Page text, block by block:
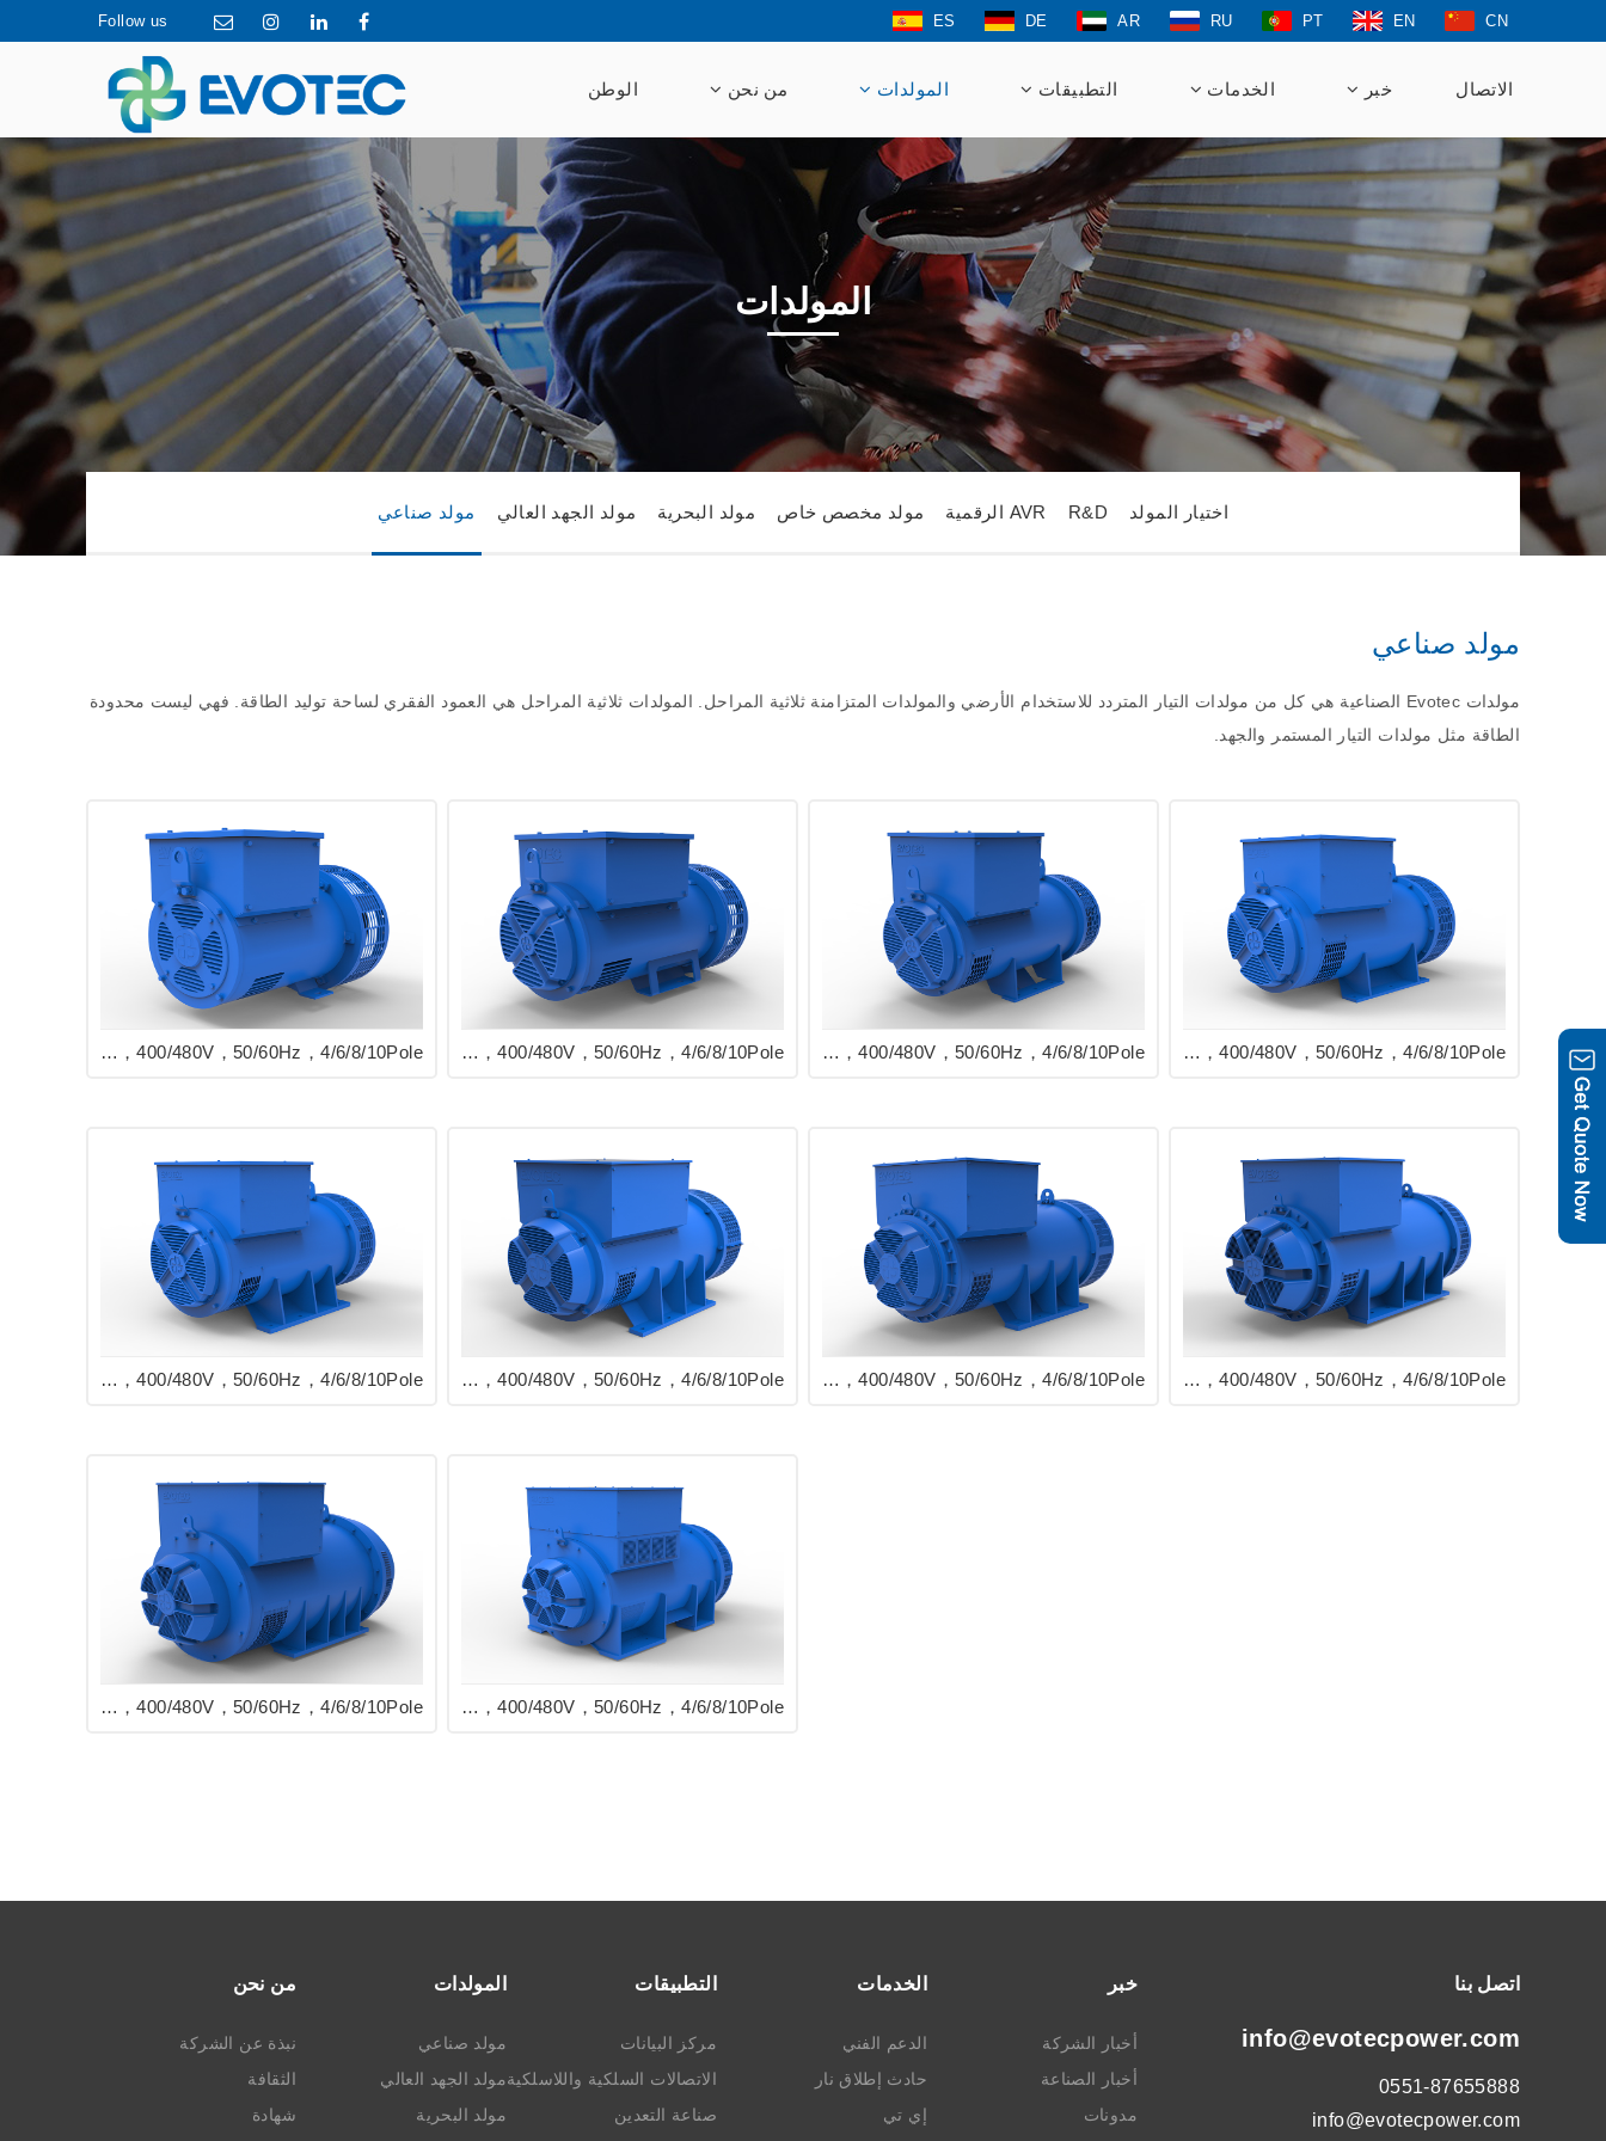
Follow us CN
EN
PT
RU
AR
DE
ES
الوطن من نحن المولدات التطبيقات الخدمات خبر الاتصال
المولدات
مولد صناعي مولد الجهد العالي مولد البحرية مولد مخصص خاص AVR الرقمية R&D اختيار المولد
مولد صناعي
مولدات Evotec الصناعية هي كل من مولدات التيار المتردد للاستخدام الأرضي والمولدات المتزامنة ثلاثية المراحل. المولدات ثلاثية المراحل هي العمود الفقري لساحة توليد الطاقة. فهي ليست محدودة
الطاقة مثل مولدات التيار المستمر والجهد.
EVO168 Series Industrial Alternator 8.5/27kVA，400/480V，50/60Hz，4/6/8/10Pole EVO188 Series Industrial Generator 25/54kVA，400/480V，50/60Hz，4/6/8/10Pole EVO228 Series Industrial Alternator 50/190kVA，400/480V，50/60Hz，4/6/8/10Pole EVO288 Series Industrial Generator 175/420kVA，400/480V，50/60Hz，4/6/8/10Pole
EVO318 Series Industrial Generator 381/600kVA，400/480V，50/60Hz，4/6/8/10Pole EVO368 Series Industrial Generator 563/960kVA，400/480V，50/60Hz，4/6/8/10Pole EVO428 Series Industrial Generator 913/1800kVA，400/480V，50/60Hz，4/6/8/10Pole EVO468 Series Industrial Alternator 1650/2700kVA，400/480V，50/60Hz，4/6/8/10Pole
EVO528 Series Industrial Generator 2500/3300kVA，400/480V，50/60Hz，4/6/8/10Pole EVO568 Series Industrial Generator 3000/4500kVA，400/480V，50/60Hz，4/6/8/10Pole
من نحن
نبذة عن الشركة
الثقافة
شهادة
المولدات
مولد صناعي
مولد الجهد العالي
مولد البحرية
التطبيقات
مركز البيانات
الاتصالات السلكية واللاسلكية
صناعة التعدين
الخدمات
الدعم الفني
حادث إطلاق نار
إي تي
خبر
أخبار الشركة
أخبار الصناعة
مدونات
اتصل بنا
info@evotecpower.com
0551-87655888
info@evotecpower.com